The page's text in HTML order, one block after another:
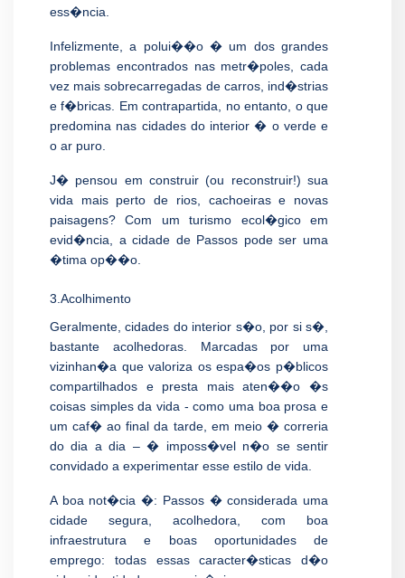
ess�ncia.
Infelizmente, a polui��o � um dos grandes
problemas encontrados nas metr�poles, cada
vez mais sobrecarregadas de carros, ind�strias
e f�bricas. Em contrapartida, no entanto, o que
predomina nas cidades do interior � o verde e
o ar puro.
J� pensou em construir (ou reconstruir!) sua
vida mais perto de rios, cachoeiras e novas
paisagens? Com um turismo ecol�gico em
evid�ncia, a cidade de Passos pode ser uma
�tima op��o.
3.Acolhimento
Geralmente, cidades do interior s�o, por si s�,
bastante acolhedoras. Marcadas por uma
vizinhan�a que valoriza os espa�os p�blicos
compartilhados e presta mais aten��o �s
coisas simples da vida - como uma boa prosa e
um caf� ao final da tarde, em meio � correria
do dia a dia – � imposs�vel n�o se sentir
convidado a experimentar esse estilo de vida.
A boa not�cia �: Passos � considerada uma
cidade segura, acolhedora, com boa
infraestrutura e boas oportunidades de
emprego: todas essas caracter�sticas d�o